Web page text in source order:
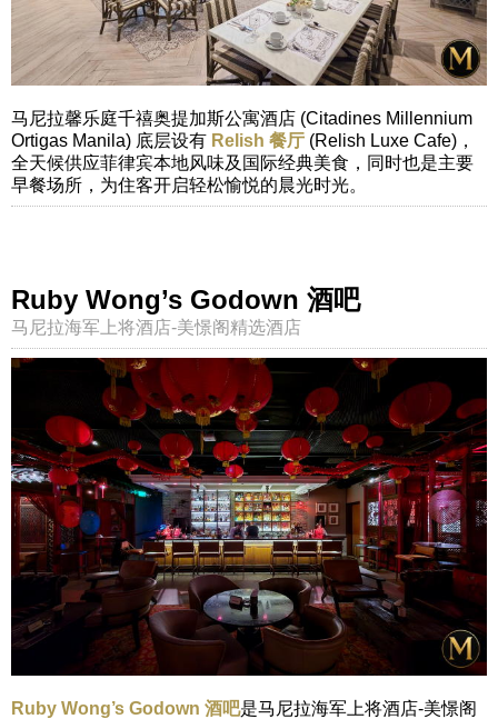
马尼拉馨乐庭千禧奥提加斯公寓酒店 (Citadines Millennium
Ortigas Manila) 底层设有 Relish 餐厅 (Relish Luxe Cafe)，
全天候供应菲律宾本地风味及国际经典美食，同时也是主要
早餐场所，为住客开启轻松愉悦的晨光时光。
Ruby Wong’s Godown 酒吧
马尼拉海军上将酒店-美憬阁精选酒店
Ruby Wong’s Godown 酒吧是马尼拉海军上将酒店-美憬阁